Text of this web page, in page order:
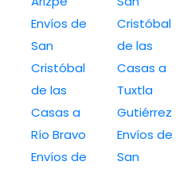
Envíos de
San
Cristóbal
de las
Casas a
Río Bravo
Envíos de
Cristóbal
de las
Casas a
Tuxtla
Gutiérrez
Envíos de
San